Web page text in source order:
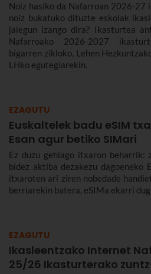
Noiz hasiko da Nafarroan 2026-27
noiz bukatuko dituzte eskolak
jaiegun izango dira? Ikasturtea
Nafarroako 2026-2027
bigarren zikloko, Lehen
LHko egutegiarekin.
EZAGUTU
Euskaltelek badu eSIM
Esan agur betiko SIMari
Ez duzu gehiago itxaron beharrik:
bidez aktiba dezakezu dagoeneko
itxaroten ari ziren nobedade
berriarekin batera, eSIMa ekarri
EZAGUTU
Ikasleentzako Internet
25/26 Ikasturterako